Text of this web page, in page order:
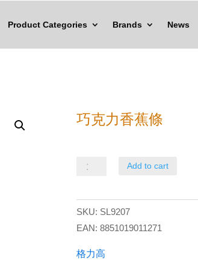
Product Categories Brands News
巧克力香蕉條
香
蕉
quantity
Add to cart
SKU: SL9207
EAN: 8851019011271
格力高